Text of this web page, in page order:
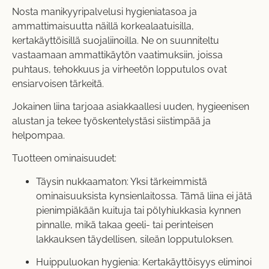
Nosta manikyyripalvelusi hygieniatasoa ja
ammattimaisuutta näillä korkealaatuisilla,
kertakäyttöisillä suojaliinoilla. Ne on suunniteltu
vastaamaan ammattikäytön vaatimuksiin, joissa
puhtaus, tehokkuus ja virheetön lopputulos ovat
ensiarvoisen tärkeitä.
Jokainen liina tarjoaa asiakkaallesi uuden, hygieenisen
alustan ja tekee työskentelystäsi siistimpää ja
helpompaa.
Tuotteen ominaisuudet:
Täysin nukkaamaton: Yksi tärkeimmistä
ominaisuuksista kynsienlaitossa. Tämä liina ei jätä
pienimpiäkään kuituja tai pölyhiukkasia kynnen
pinnalle, mikä takaa geeli- tai perinteisen
lakkauksen täydellisen, sileän lopputuloksen.
Huippuluokan hygienia: Kertakäyttöisyys eliminoi